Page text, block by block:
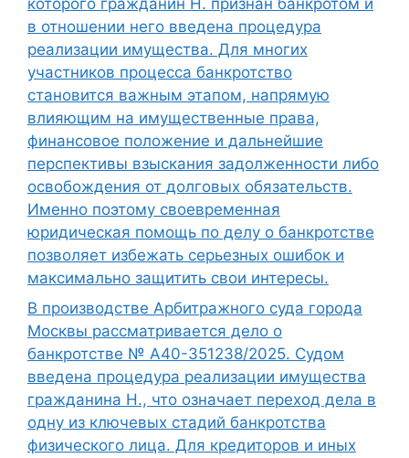
в отношении него введена процедура
реализации имущества. Для многих
участников процесса банкротство
становится важным этапом, напрямую
влияющим на имущественные права,
финансовое положение и дальнейшие
перспективы взыскания задолженности либо
освобождения от долговых обязательств.
Именно поэтому своевременная
юридическая помощь по делу о банкротстве
позволяет избежать серьезных ошибок и
максимально защитить свои интересы.
В производстве Арбитражного суда города
Москвы рассматривается дело о
банкротстве № А40-351238/2025. Судом
введена процедура реализации имущества
гражданина Н., что означает переход дела в
одну из ключевых стадий банкротства
физического лица. Для кредиторов и иных